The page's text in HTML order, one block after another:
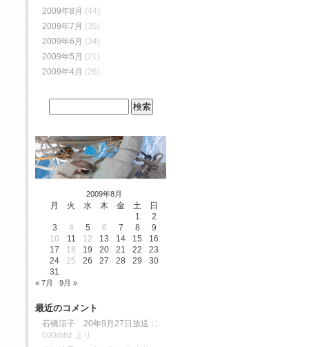
2009年8月 (44)
2009年7月 (35)
2009年6月 (34)
2009年5月 (21)
2009年4月 (26)
2009年8月
月 火 水 木 金 土
日
1
2
3
4 5 6 7 8
9
10
11 12 13 14 15
16
17
18 19 20 21 22
23
24
25 26 27 28 29
30
31
« 7月 9月 »
最近のコメント
石橋涼子 20年9月27日放送 に
000mhz より